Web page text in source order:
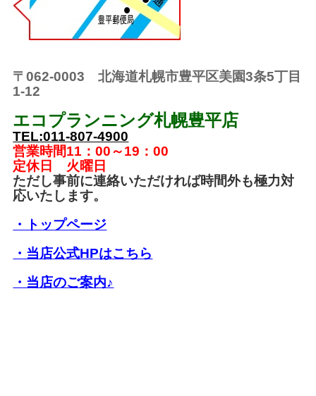
〒062-0003 北海道札幌市豊平区美園3条5丁目
1-12
エコプランニング札幌豊平店
TEL:011-807-4900
営業時間11：00～19：00
定休日 火曜日
ただし事前に連絡いただければ時間外も極力対
応いたします。
・トップページ
・当店公式HPはこちら
・当店のご案内♪